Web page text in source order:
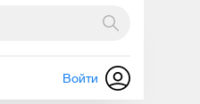
Войти